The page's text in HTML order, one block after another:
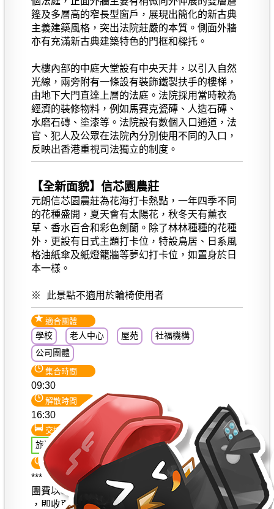
篷及多層高的窄長型窗戶，展現出簡化的新古典
主義建築風格，突出法院莊嚴的本質。側面外牆
亦有充滿新古典建築特色的門框和樑托。
大樓內部的中庭大堂設有中央天井，以引入自然
光線，兩旁附有一條設有裝飾鐵製扶手的樓梯，
由地下大門直達上層的法庭。法院採用當時較為
經濟的裝修物料，例如馬賽克瓷磚、人造石磚、
水磨石磚、塗漆等。法院設有數個入口通道，法
官、犯人及公眾在法院內分別使用不同的入口，
反映出香港重視司法獨立的制度。
【全新面貌】信芯園農莊
元朗信芯園農莊為花海打卡熱點，一年四季不同
的花種盛開，夏天會有太陽花，秋冬天有薰衣
草、香水百合和彩色劍蘭。除了林林種種的花種
外，更設有日式主題打卡位，特設鳥居、日系風
格油紙傘及紙燈籠牆等夢幻打卡位，如置身於日
本一樣。
※ 此景點不適用於輪椅使用者
適合團體
學校 老人中心 屋苑
社福機構
公司團體
集合時間
09:30
解散時間
16:30
交通
旅遊巴士環遊
注意事項
***【此行程只適用於3-9月出發】***
團費以60人計算 (每車送2位 貴機構的隨行人員)
，即收取58人費用。